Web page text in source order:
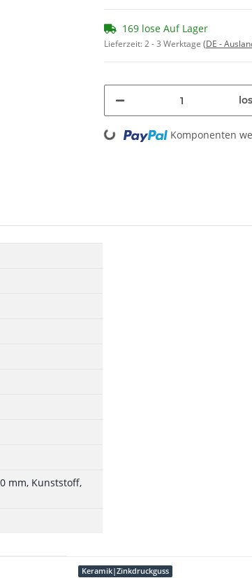
169 lose Auf Lager
Lieferzeit:2 - 3 Werktage (DE -
Loading... Komponenten
mm, Kunststoff,
Keramik|Zinkdruckguss